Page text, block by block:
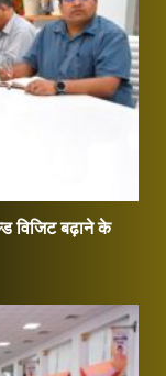
विजिट बढ़ाने के